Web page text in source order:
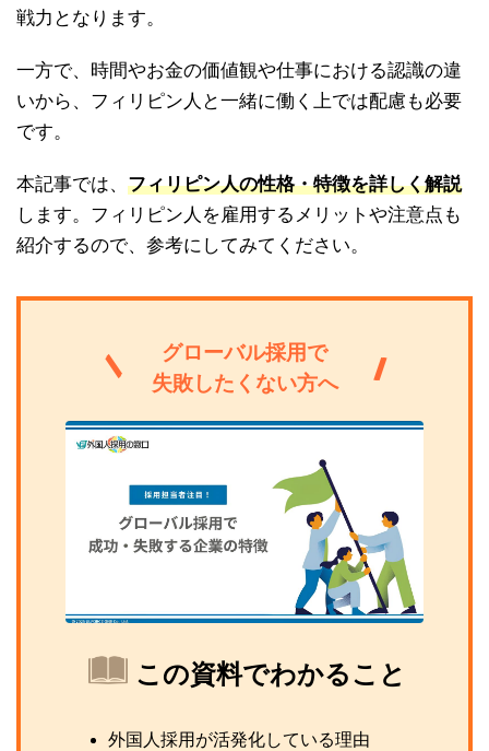
戦力となります。
一方で、時間やお金の価値観や仕事における認識の違
いから、フィリピン人と一緒に働く上では配慮も必要
です。
本記事では、 フィリピン人の性格・特徴を詳しく解説
します。フィリピン人を雇用するメリットや注意点も
紹介するので、参考にしてみてください。
グローバル採用で
失敗したくない方へ
この資料でわかること
外国人採用が活発化している理由